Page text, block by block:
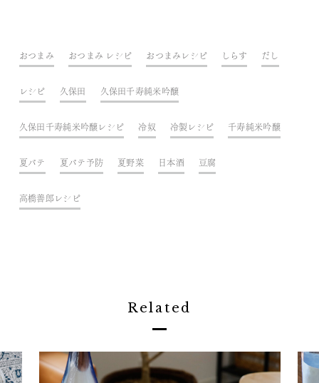
おつまみ おつまみ レシピ おつまみレシピ しらす だし
レシピ 久保田 久保田千寿純米吟醸
久保田千寿純米吟醸レシピ 冷奴 冷製レシピ 千寿純米吟醸
夏バテ 夏バテ予防 夏野菜 日本酒 豆腐
高橋善郎レシピ
Related